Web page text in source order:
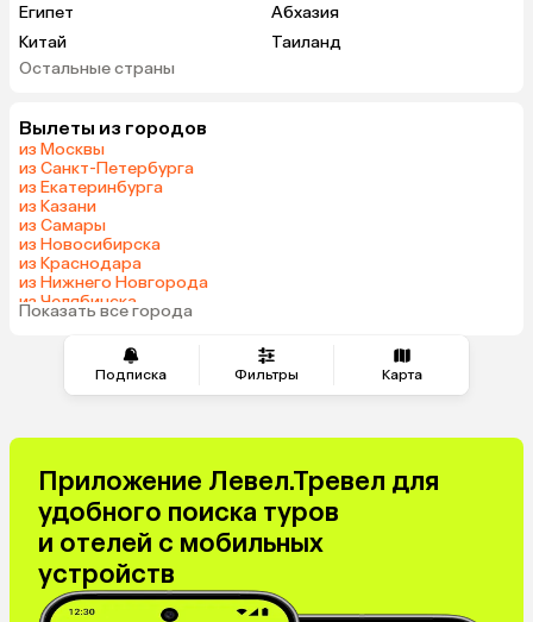
Подписка Фильтры Карта
Египет
Абхазия
Китай
Таиланд
Вьетнам
Беларусь
Шри-Ланка
Азербайджан
Сербия
Киргизия
Саудовская Аравия
Венгрия
Остальные страны
Вылеты из городов
из Москвы
из Санкт-Петербурга
из Екатеринбурга
из Казани
из Самары
из Новосибирска
из Краснодара
из Нижнего Новгорода
из Челябинска
из Тюмени
Показать все города
Приложение Левел.Тревел для
удобного поиска туров
и отелей с мобильных
устройств